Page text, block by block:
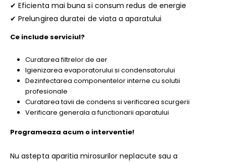
✔ Eficienta mai buna si consum redus de energie
✔ Prelungirea duratei de viata a aparatului
Ce include serviciul?
Curatarea filtrelor de aer
Igienizarea evaporatorului si condensatorului
Dezinfectarea componentelor interne cu solutii
profesionale
Curatarea tavii de condens si verificarea scurgerii
Verificare generala a functionarii aparatului
Programeaza acum o interventie!
Nu astepta aparitia mirosurilor neplacute sau a